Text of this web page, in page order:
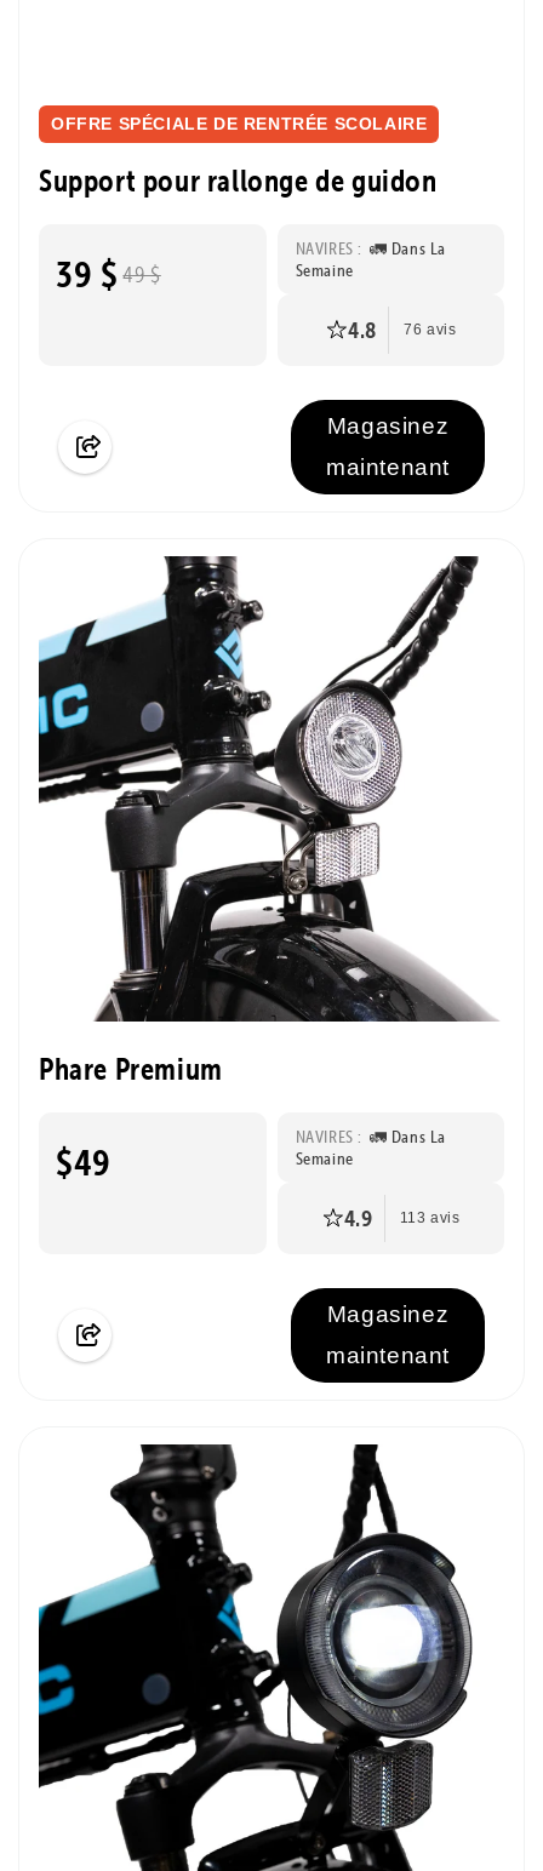
OFFRE SPÉCIALE DE RENTRÉE SCOLAIRE
Support pour rallonge de guidon
39 $ 49 $
NAVIRES : 🚛 Dans La
Semaine
4.8 76 avis
Magasinez
maintenant
Phare Premium
$49
NAVIRES : 🚛 Dans La
Semaine
4.9 113 avis
Magasinez
maintenant